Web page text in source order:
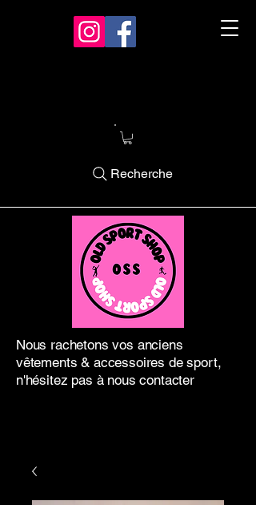
Nous rachetons vos anciens
vêtements & accessoires de sport,
n'hésitez pas à nous contacter
Recherche